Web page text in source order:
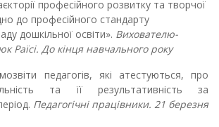
професійного розвитку та творчої
до професійного стандарту
дошкільної освіти». Вихователю-
Раїсі. До кінця навчального року
педагогів, які атестуються, про
та її результативність за
Педагогічні працівники. 21 березня